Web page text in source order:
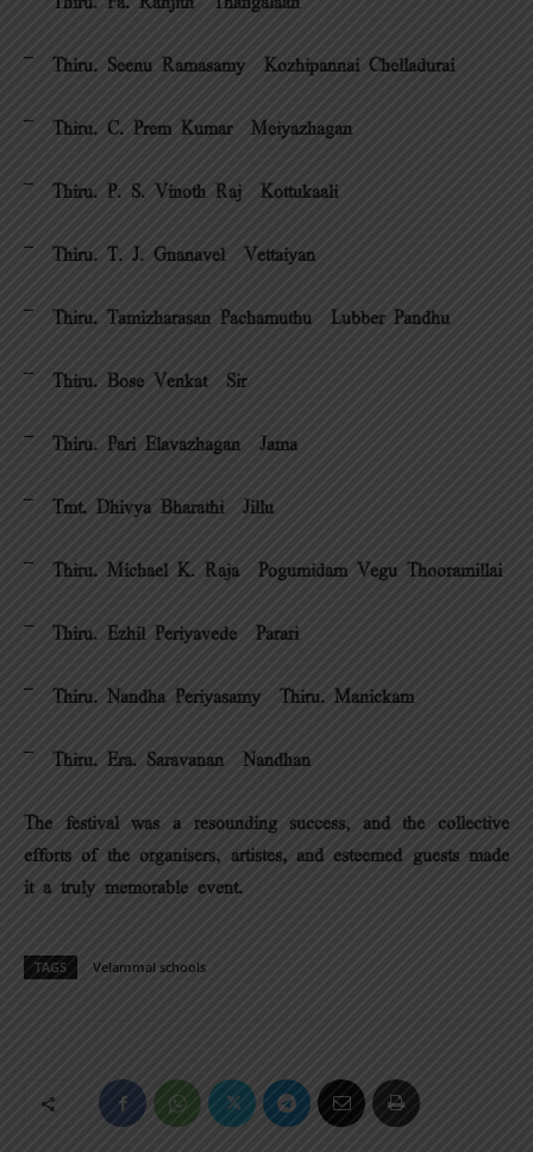
¯ Thiru. Seenu Ramasamy – Kozhipannai Chelladurai
¯ Thiru. C. Prem Kumar – Meiyazhagan
¯ Thiru. P. S. Vinoth Raj – Kottukaali
¯ Thiru. T. J. Gnanavel – Vettaiyan
¯ Thiru. Tamizharasan Pachamuthu – Lubber Pandhu
¯ Thiru. Bose Venkat – Sir
¯ Thiru. Pari Elavazhagan – Jama
¯ Tmt. Dhivya Bharathi – Jillu
¯ Thiru. Michael K. Raja – Pogumidam Vegu Thooramillai
¯ Thiru. Ezhil Periyavede – Parari
¯ Thiru. Nandha Periyasamy – Thiru. Manickam
¯ Thiru. Era. Saravanan – Nandhan
The festival was a resounding success, and the collective
efforts of the organisers, artistes, and esteemed guests made
it a truly memorable event.
TAGS Velammal schools